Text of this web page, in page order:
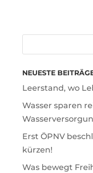
NEUESTE
Leerstand, wo
Wasser sparen
Erst ÖPNV
kürzen!
Was bewegt